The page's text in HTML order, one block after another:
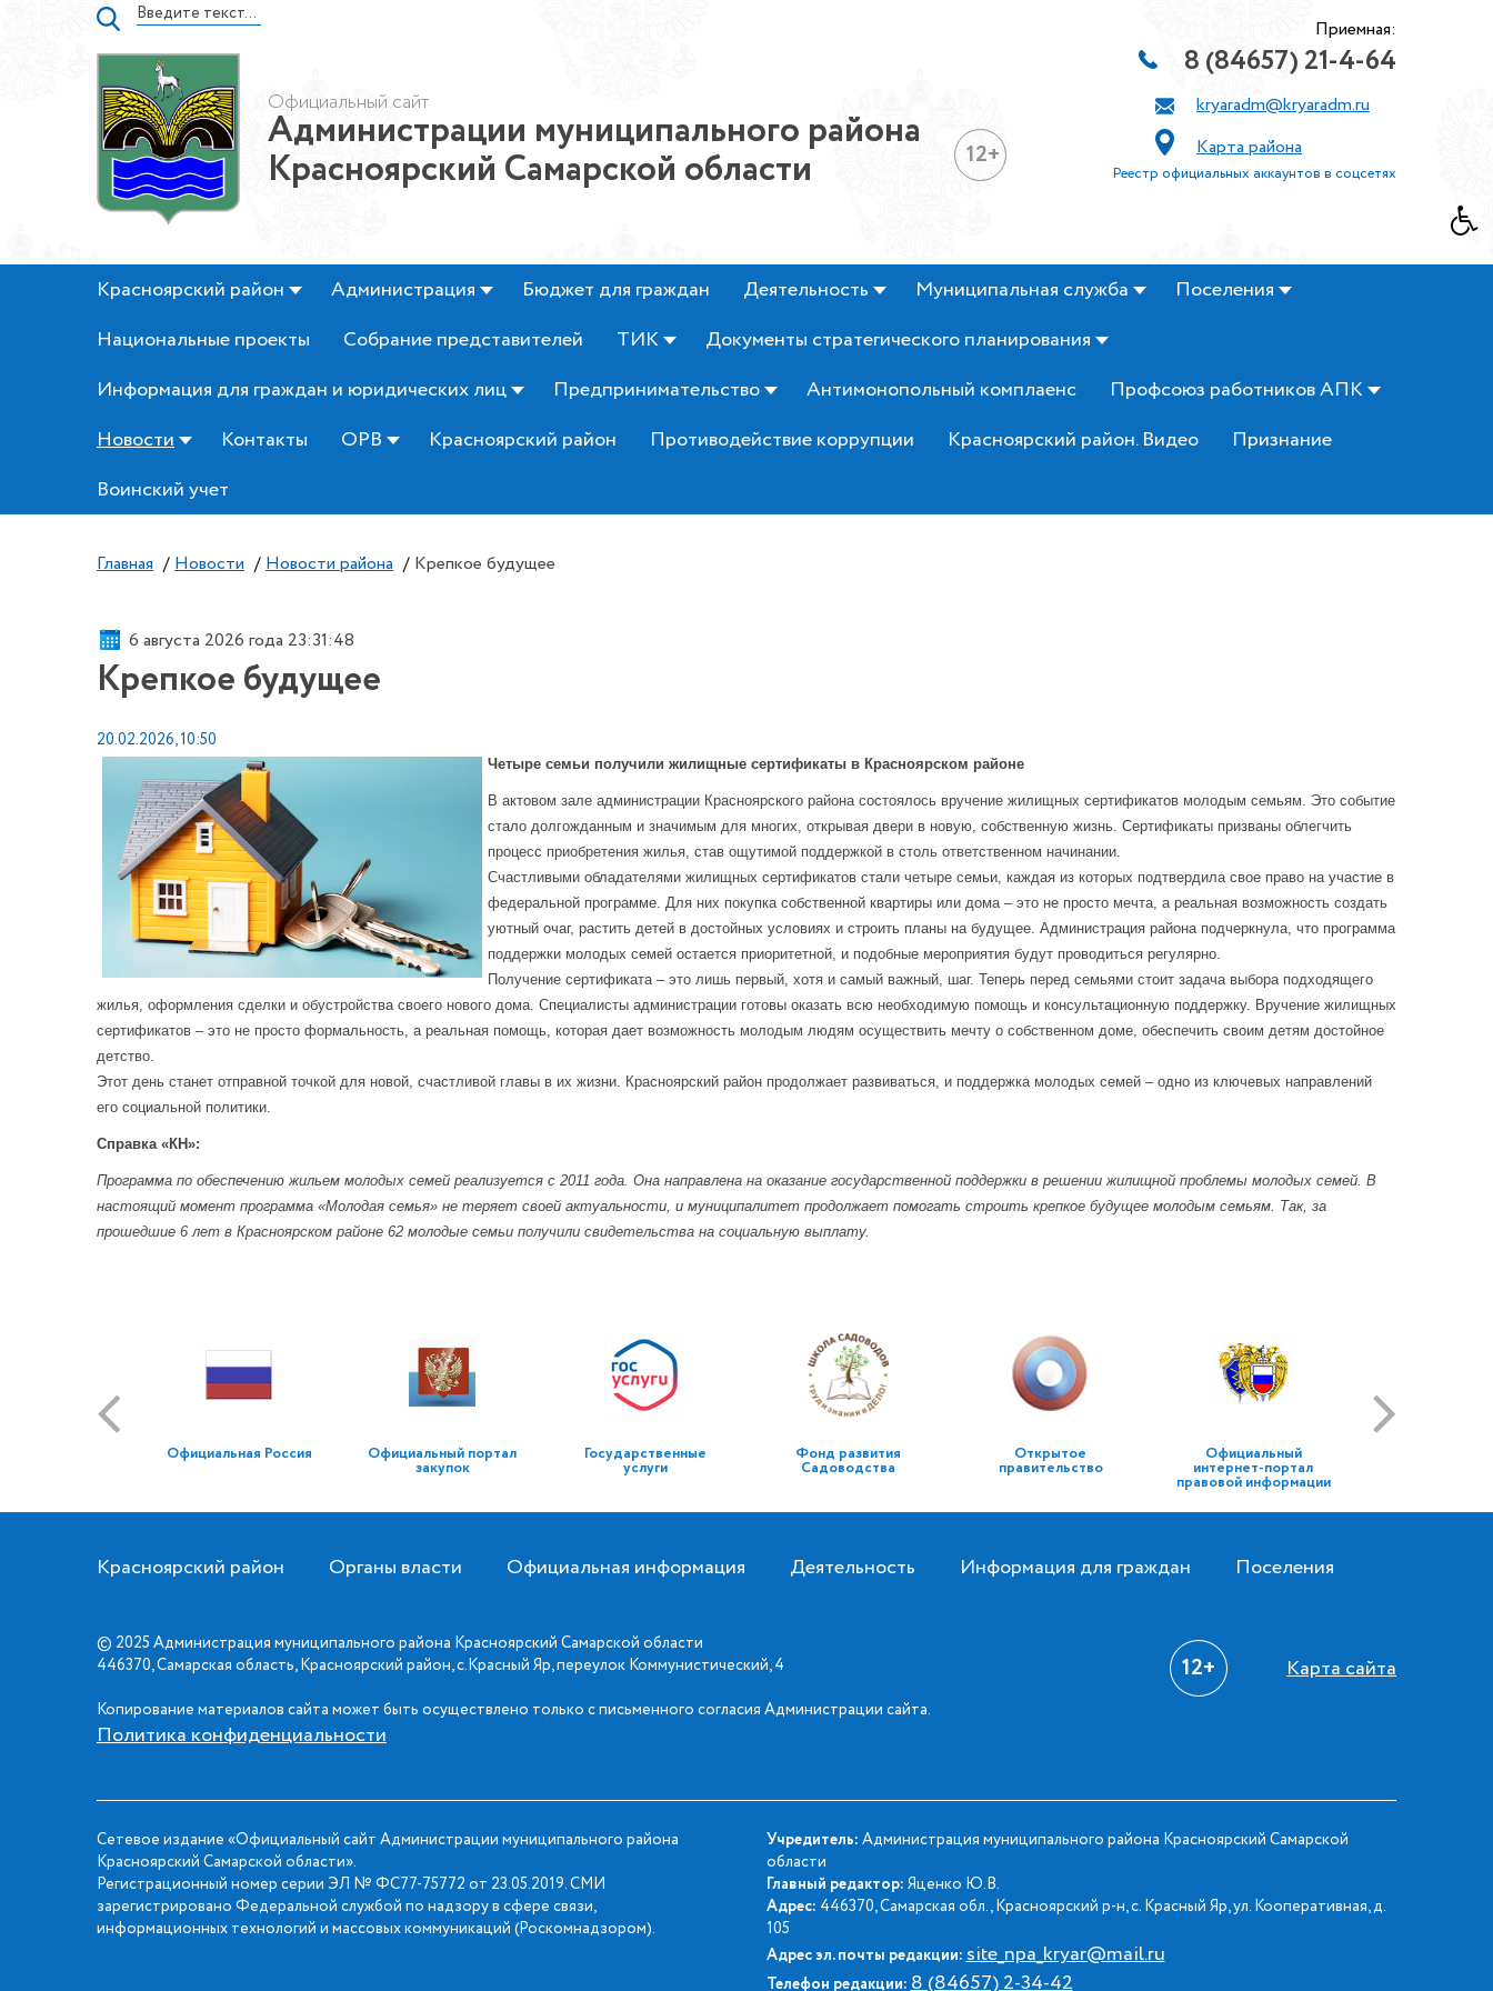
Официальный сайт
Администрации муниципального района
Красноярский Самарской области 12+
Приемная:
8 (84657) 21-4-64
kryaradm@kryaradm.ru
Карта района
Реестр официальных аккаунтов в соцсетях
Красноярский район Администрация Бюджет для граждан Деятельность Муниципальная служба
Поселения
Национальные проекты
Собрание представителей ТИК
Документы стратегического планирования
Информация для граждан и юридических лиц
Предпринимательство Антимонопольный комплаенс
Профсоюз работников АПК
Новости
Контакты ОРВ Красноярский район Противодействие коррупции Красноярский район. Видео
Признание
Воинский учет
Главная / Новости / Новости района / Крепкое будущее
6 августа 2026 года 23:31:49
Крепкое будущее
20.02.2026, 10:50
Четыре семьи получили жилищные сертификаты в Красноярском районе
В актовом зале администрации Красноярского района состоялось вручение жилищных сертификатов молодым семьям. Это событие
стало долгожданным и значимым для многих, открывая двери в новую, собственную жизнь. Сертификаты призваны облегчить
процесс приобретения жилья, став ощутимой поддержкой в столь ответственном начинании.
Счастливыми обладателями жилищных сертификатов стали четыре семьи, каждая из которых подтвердила свое право на участие в
федеральной программе. Для них покупка собственной квартиры или дома – это не просто мечта, а реальная возможность создать
уютный очаг, растить детей в достойных условиях и строить планы на будущее. Администрация района подчеркнула, что программа
поддержки молодых семей остается приоритетной, и подобные мероприятия будут проводиться регулярно.
Получение сертификата – это лишь первый, хотя и самый важный, шаг. Теперь перед семьями стоит задача выбора подходящего
жилья, оформления сделки и обустройства своего нового дома. Специалисты администрации готовы оказать всю необходимую помощь и консультационную поддержку. Вручение жилищных
сертификатов – это не просто формальность, а реальная помощь, которая дает возможность молодым людям осуществить мечту о собственном доме, обеспечить своим детям достойное
детство.
Этот день станет отправной точкой для новой, счастливой главы в их жизни. Красноярский район продолжает развиваться, и поддержка молодых семей – одно из ключевых направлений
его социальной политики.
Справка «КН»:
Программа по обеспечению жильем молодых семей реализуется с 2011 года. Она направлена на оказание государственной поддержки в решении жилищной проблемы молодых семей. В
настоящий момент программа «Молодая семья» не теряет своей актуальности, и муниципалитет продолжает помогать строить крепкое будущее молодым семьям. Так, за
прошедшие 6 лет в Красноярском районе 62 молодые семьи получили свидетельства на социальную выплату.
Официальная Россия Официальный портал
закупок
Государственные
услуги
Фонд развития
Садоводства
Открытое
правительство
Официальный
интернет-портал
правовой информации
Красноярский район Органы власти Официальная информация Деятельность Информация для граждан Поселения
© 2025 Администрация муниципального района Красноярский Самарской области
446370, Самарская область, Красноярский район, с.Красный Яр, переулок Коммунистический, 4
Копирование материалов сайта может быть осуществлено только с письменного согласия Администрации сайта.
Политика конфиденциальности
12+ Карта сайта
Сетевое издание «Официальный сайт Администрации муниципального района
Красноярский Самарской области».
Регистрационный номер серии ЭЛ № ФС77-75772 от 23.05.2019. СМИ
зарегистрировано Федеральной службой по надзору в сфере связи,
информационных технологий и массовых коммуникаций (Роскомнадзором).
Учредитель: Администрация муниципального района Красноярский Самарской
области
Главный редактор: Яценко Ю.В.
Адрес: 446370, Самарская обл., Красноярский р-н, с. Красный Яр, ул. Кооперативная, д.
105
Адрес эл. почты редакции:site_npa_kryar@mail.ru
Телефон редакции:8 (84657) 2-34-42